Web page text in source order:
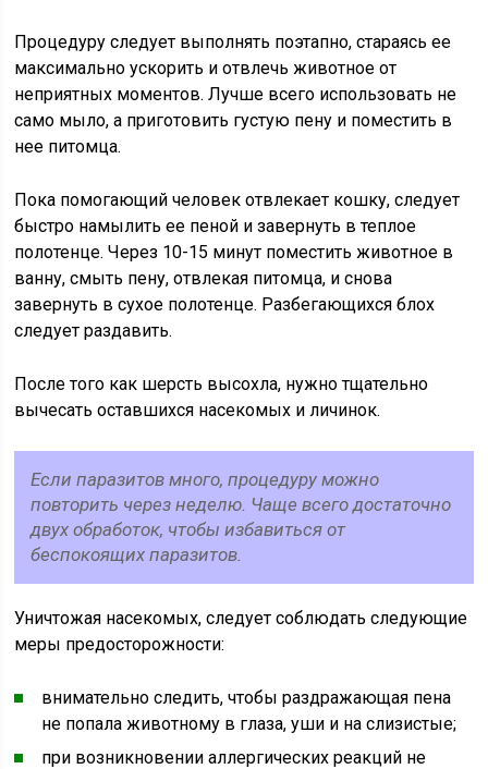
Процедуру следует выполнять поэтапно, стараясь ее
максимально ускорить и отвлечь животное от
неприятных моментов. Лучше всего использовать не
само мыло, а приготовить густую пену и поместить в
нее питомца.
Пока помогающий человек отвлекает кошку, следует
быстро намылить ее пеной и завернуть в теплое
полотенце. Через 10-15 минут поместить животное в
ванну, смыть пену, отвлекая питомца, и снова
завернуть в сухое полотенце. Разбегающихся блох
следует раздавить.
После того как шерсть высохла, нужно тщательно
вычесать оставшихся насекомых и личинок.
Если паразитов много, процедуру можно
повторить через неделю. Чаще всего достаточно
двух обработок, чтобы избавиться от
беспокоящих паразитов.
Уничтожая насекомых, следует соблюдать следующие
меры предосторожности:
внимательно следить, чтобы раздражающая пена
не попала животному в глаза, уши и на слизистые;
при возникновении аллергических реакций не